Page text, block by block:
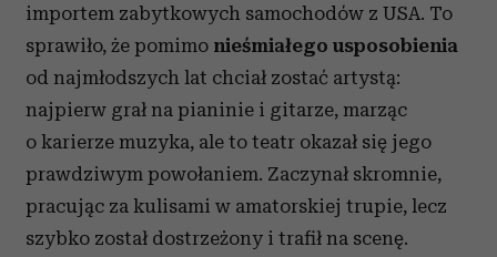
importem zabytkowych samochodów z USA. To
sprawiło, że pomimo nieśmiałego usposobienia
od najmłodszych lat chciał zostać artystą:
najpierw grał na pianinie i gitarze, marząc
o karierze muzyka, ale to teatr okazał się jego
prawdziwym powołaniem. Zaczynał skromnie,
pracując za kulisami w amatorskiej trupie, lecz
szybko został dostrzeżony i trafił na scenę.